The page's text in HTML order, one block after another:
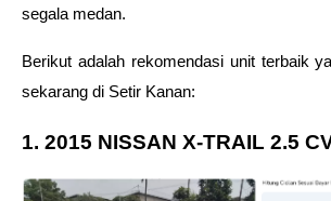
segala medan.
Berikut adalah rekomendasi unit terbaik
sekarang di Setir Kanan:
1. 2015 NISSAN X-TRAIL 2.5